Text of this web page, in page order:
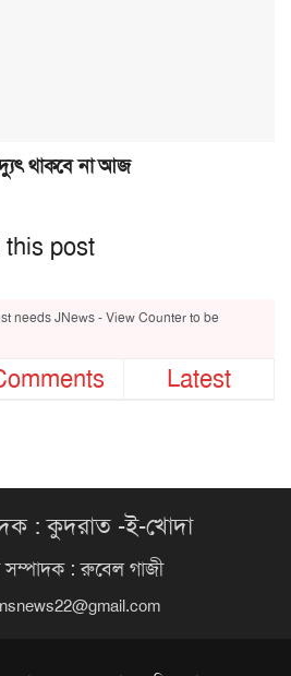
থাকবে না আজ
post
needs JNews - View Counter to be
Latest
: কুদরাত -ই-খোদা
সম্পাদক : রুবেল গাজী